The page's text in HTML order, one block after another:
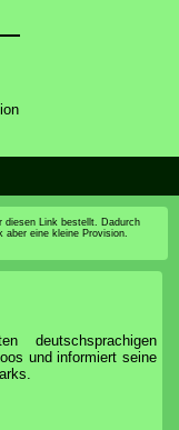
diesen Link bestellt. Dadurch
aber eine kleine Provision.
deutschsprachigen
und informiert seine